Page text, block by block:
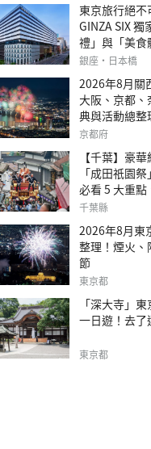
東京旅行絕不
GINZA SIX
禮」與「美食
南
銀座・日本橋
2026年8月關
大阪、京都
典與活動總整
京都府
【千葉】豪
「成田祇園
必看 5 大重
南
千葉縣
2026年8月東
整理！煙火
節
東京都
「深大寺」
一日遊！去了
東京都